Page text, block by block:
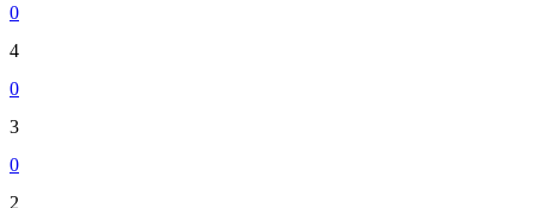
0
4
0
3
0
2